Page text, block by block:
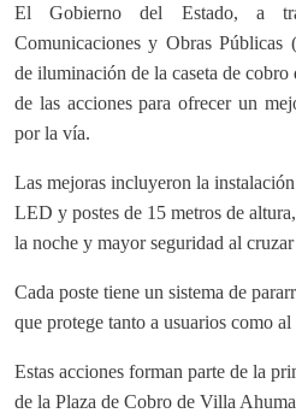
El Gobierno del Estado, a
Comunicaciones y Obras Públicas
de iluminación de la caseta de
de las acciones para ofrecer un
por la vía.
Las mejoras incluyeron la
LED y postes de 15 metros de
la noche y mayor seguridad al cruzar
Cada poste tiene un sistema de
que protege tanto a usuarios como al
Estas acciones forman parte de la
de la Plaza de Cobro de Villa